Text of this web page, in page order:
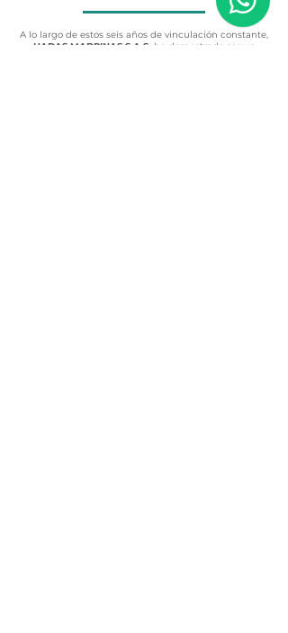
A lo largo de estos seis años de vinculación constante,
HADAS MADRINAS S.A.S. ha demostrado ser un